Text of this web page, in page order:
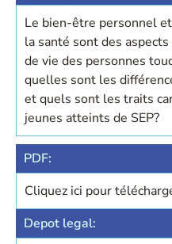
Le bien-être personnel
la santé sont des
de vie des personnes
quelles sont les
et quels sont les traits
jeunes atteints de SEP?
PDF:
Cliquez ici pour
Depot legal: